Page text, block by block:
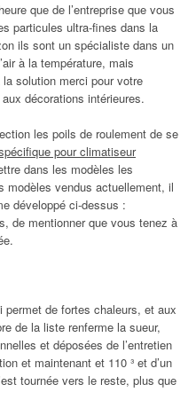
que de l’entreprise que vous
particules ultra-fines dans la
ils sont un spécialiste dans un
à la température, mais
solution merci pour votre
décorations intérieures.
les poils de roulement de se
pour climatiseur
dans les modèles les
modèles vendus actuellement, il
développé ci-dessus :
de mentionner que vous tenez à
de fortes chaleurs, et aux
de la liste renferme la sueur,
et déposées de l’entretien
et maintenant et 110 ³ et d’un
tournée vers le reste, plus que